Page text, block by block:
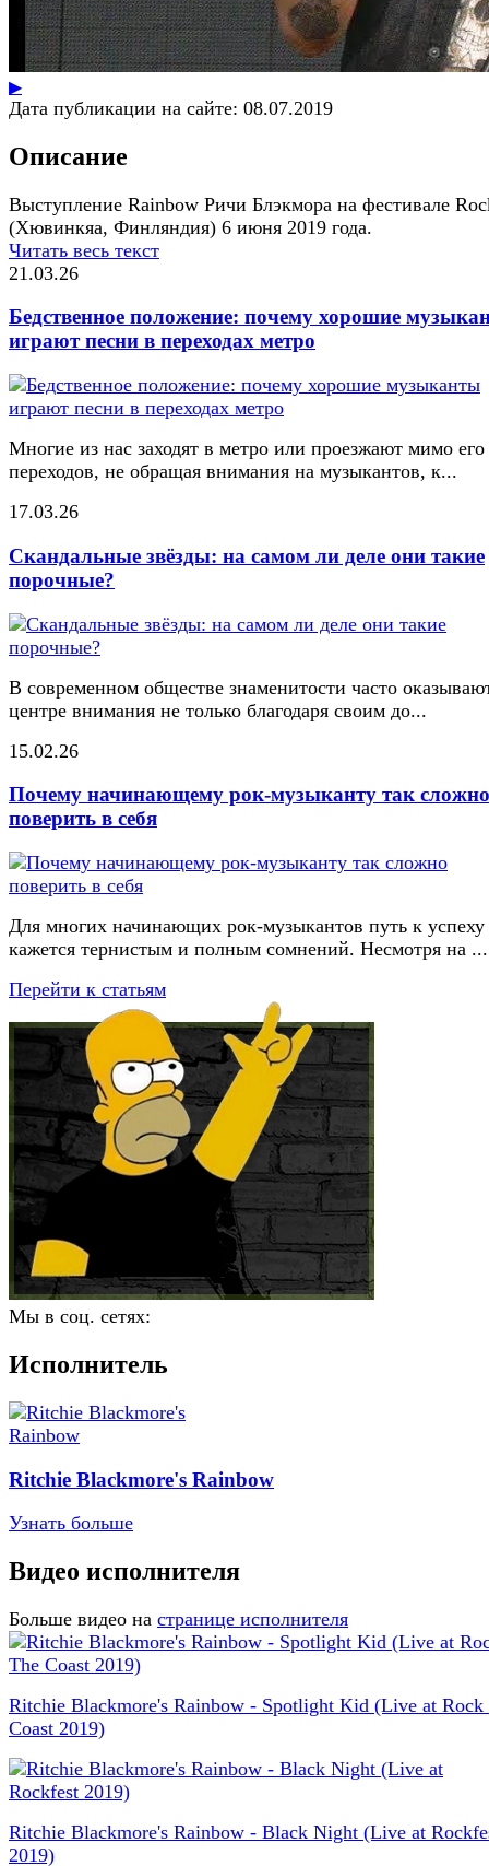
▶
Дата публикации на сайте: 08.07.2019
Описание
Выступление Rainbow Ричи Блэкмора на фестивале
(Хювинкяа, Финляндия) 6 июня 2019 года.
Читать весь текст
21.03.26
Бедственное положение: почему хорошие
играют песни в переходах метро
Многие из нас заходят в метро или проезжают мимо его
переходов, не обращая внимания на музыкантов, к...
17.03.26
Скандальные звёзды: на самом ли деле они такие
порочные?
В современном обществе знаменитости часто
центре внимания не только благодаря своим до...
15.02.26
Почему начинающему рок-музыканту так сложно
поверить в себя
Для многих начинающих рок-музыкантов путь к успеху
кажется тернистым и полным сомнений. Несмотря на ...
Перейти к статьям
Мы в соц. сетях:
Исполнитель
Ritchie Blackmore's Rainbow
Узнать больше
Видео исполнителя
Больше видео на странице исполнителя
Ritchie Blackmore's Rainbow - Spotlight Kid (Live at Rock
Coast 2019)
Ritchie Blackmore's Rainbow - Black Night (Live at
2019)